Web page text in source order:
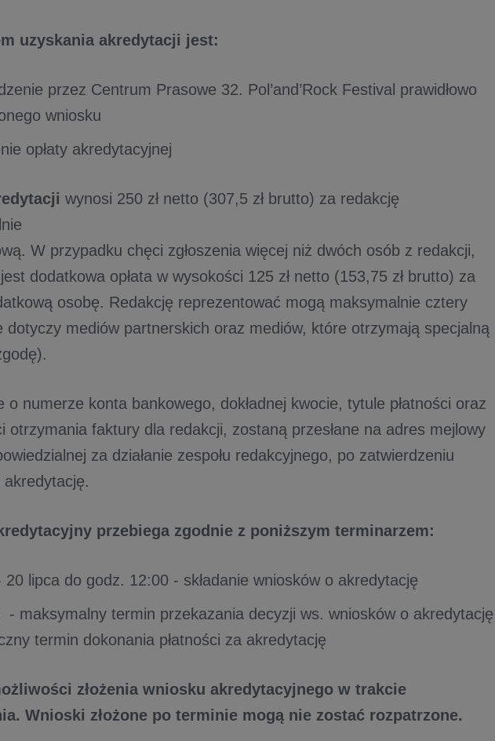
uzyskania akredytacji jest:
przez Centrum Prasowe 32. Pol’and’Rock Festival prawidłowo
wniosku
opłaty akredytacyjnej
wynosi 250 zł netto (307,5 zł brutto) za redakcję
W przypadku chęci zgłoszenia więcej niż dwóch osób z redakcji,
dodatkowa opłata w wysokości 125 zł netto (153,75 zł brutto) za
osobę. Redakcję reprezentować mogą maksymalnie cztery
dotyczy mediów partnerskich oraz mediów, które otrzymają specjalną
o numerze konta bankowego, dokładnej kwocie, tytule płatności oraz
otrzymania faktury dla redakcji, zostaną przesłane na adres mejlowy
za działanie zespołu redakcyjnego, po zatwierdzeniu
przebiega zgodnie z poniższym terminarzem:
20 lipca do godz. 12:00 - składanie wniosków o akredytację
- maksymalny termin przekazania decyzji ws. wniosków o akredytację
termin dokonania płatności za akredytację
złożenia wniosku akredytacyjnego w trakcie
Wnioski złożone po terminie mogą nie zostać rozpatrzone.